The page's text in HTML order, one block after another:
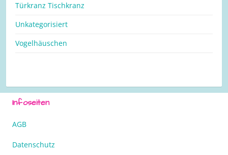
Türkranz Tischkranz
Unkategorisiert
Vogelhäuschen
Infoseiten
AGB
Datenschutz